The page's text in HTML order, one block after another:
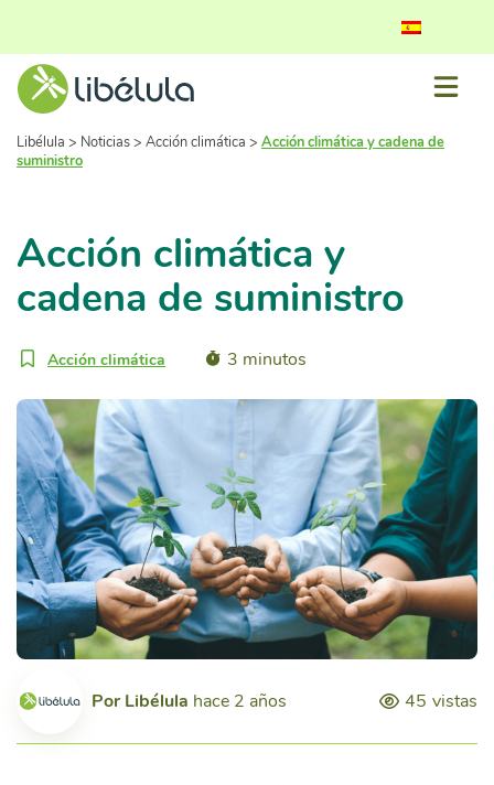
Libélula > Noticias> Acción climática > Acción climática y cadena de
suministro
Acción climática y
cadena de suministro
Acción climática 3 minutos
PorLibélula hace 2 años 45 vistas